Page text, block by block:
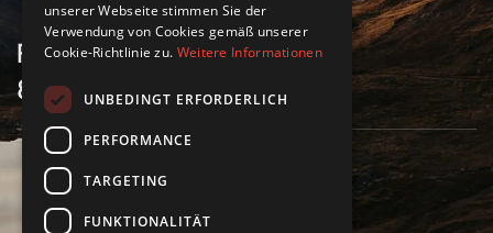
Freitag
8 Uhr bis 16 Uhr
Impressum
Datenschutz
unserer Webseite stimmen Sie der
Verwendung von Cookies gemäß unserer
Cookie-Richtlinie zu. Weitere Informationen
UNBEDINGT ERFORDERLICH
PERFORMANCE
TARGETING
FUNKTIONALITÄT